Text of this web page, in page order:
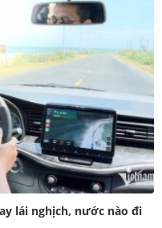
lái nghịch, nước nào đi